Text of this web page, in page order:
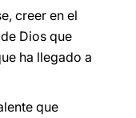
creer en el
Dios que
ha llegado a
que